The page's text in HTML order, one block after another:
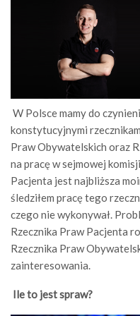
W Polsce mamy do
konstytucyjnymi
Praw Obywatelskich oraz
na pracę w sejmowej
Pacjenta jest najbliższa
śledziłem pracę tego
czego nie wykonywał.
Rzecznika Praw Pacjenta
Rzecznika Praw
zainteresowania.
Ile to jest spraw?